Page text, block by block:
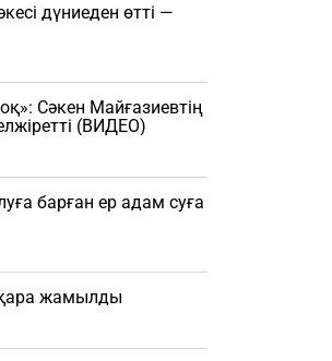
дүниеден өтті —
Сәкен Майғазиевтің
(ВИДЕО)
барған ер адам суға
жамылды